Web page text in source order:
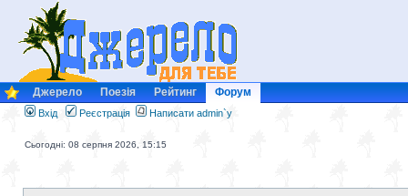
Джерело Поезія Рейтинг Форум
Вхід Реєстрація Написати admin`у
Сьогодні: 08 серпня 2026, 15:15